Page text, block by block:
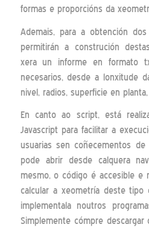
formas e proporcións da
Ademais, para a obtención
permitirán a construción
xera un informe en formato
necesarios, desde a lonxitude
nivel, radios, superficie en
En canto ao script, está
Javascript para facilitar a
usuarias sen coñecementos
pode abrir desde calquera
mesmo, o código é accesible e
calcular a xeometría deste tipo
implementala noutros
Simplemente cómpre